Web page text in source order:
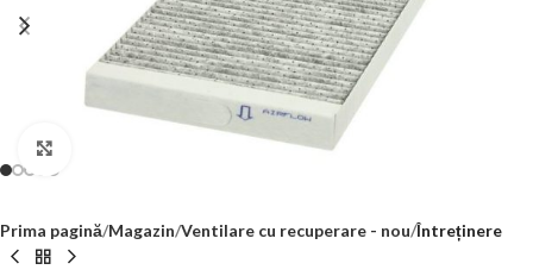
Prima pagină Magazin Ventilare cu recuperare - nou Întreținere